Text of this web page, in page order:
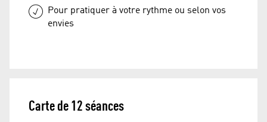
Pour pratiquer à votre rythme ou selon vos
envies
Carte de 12 séances